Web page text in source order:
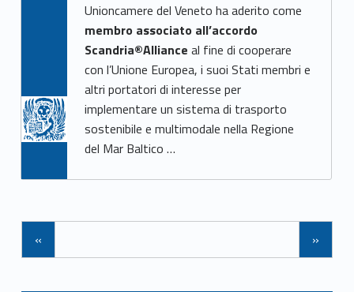
Unioncamere del Veneto ha aderito come
membro associato all’accordo
Scandria®Alliance al fine di cooperare
con l’Unione Europea, i suoi Stati membri e
altri portatori di interesse per
implementare un sistema di trasporto
sostenibile e multimodale nella Regione
del Mar Baltico …
Navigazione tra gli articoli
« »